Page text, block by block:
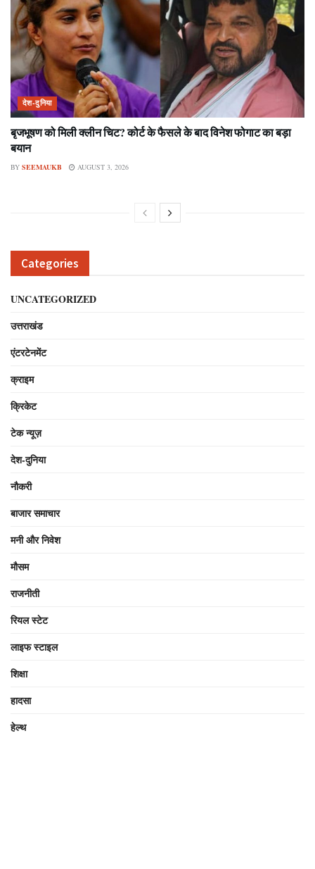
देश-दुनिया
बृजभूषण को मिली क्लीन चिट? कोर्ट के फैसले के बाद विनेश फोगाट का बड़ा
बयान
BY SEEMAUKB AUGUST 3, 2026
Categories
UNCATEGORIZED
उत्तराखंड
एंटरटेनमेंट
क्राइम
क्रिकेट
टेक न्यूज़
देश-दुनिया
नौकरी
बाजार समाचार
मनी और निवेश
मौसम
राजनीती
रियल स्टेट
लाइफ स्टाइल
शिक्षा
हादसा
हेल्थ